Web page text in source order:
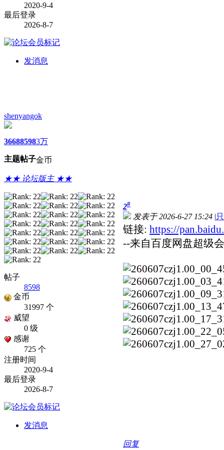
2020-9-4
最后登录
2026-8-7
发消息
shenyangok
3668
主题
8598
帖子
3万
金币
★★ 论坛版主 ★★
帖子
8598
金币
31997 个
威望
0 级
感谢
725 个
注册时间
2020-9-4
最后登录
2026-8-7
发消息
2#
发表于 2026-6-27 15:24 |
链接: https://
--来自百度网盘超级
回复